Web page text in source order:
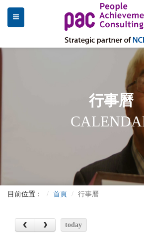
行事曆
目前位置： 首頁 行事曆
today